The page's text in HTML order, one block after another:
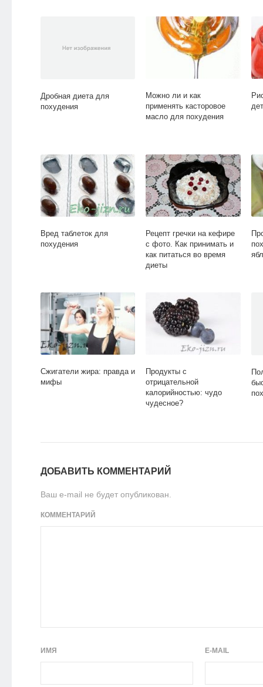
Дробная диета для
похудения
Можно ли и как
применять касторовое
масло для похудения
Вред таблеток для
похудения
Рецепт гречки на кефире
с фото. Как принимать и
как питаться во время
диеты
Сжигатели жира: правда и
мифы
Продукты с
отрицательной
калорийностью: чудо
чудесное?
ДОБАВИТЬ КОММЕНТАРИЙ
Ваш e-mail не будет опубликован.
КОММЕНТАРИЙ
ИМЯ E-MAIL